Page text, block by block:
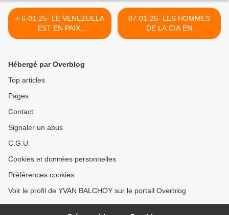
< 6-01-25- LE VENEZUELA
EST EN PAIX,
TRANQUILLE ET SUR DE
RAMONET- LE GRAND
07-01-25- LES HOMMES
DE LA CIA EN
CISJORDANIE :
Hébergé par Overblog
Top articles
Pages
Contact
Signaler un abus
C.G.U.
Cookies et données personnelles
Préférences cookies
Voir le profil de YVAN BALCHOY sur le portail Overblog